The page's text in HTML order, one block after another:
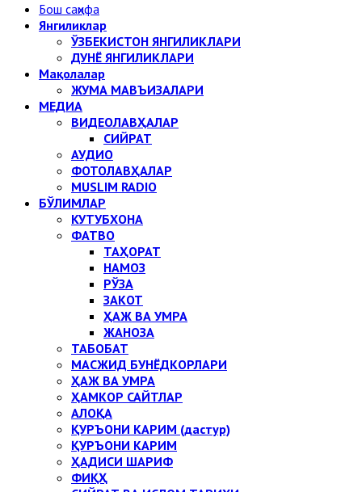
Бош саҳифа
Янгиликлар
ЎЗБЕКИСТОН ЯНГИЛИКЛАРИ
ДУНЁ ЯНГИЛИКЛАРИ
Мақолалар
ЖУМА МАВЪИЗАЛАРИ
МЕДИА
ВИДЕОЛАВҲАЛАР
СИЙРАТ
АУДИО
ФОТОЛАВҲАЛАР
MUSLIM RADIO
БЎЛИМЛАР
КУТУБХОНА
ФАТВО
ТАҲОРАТ
НАМОЗ
РЎЗА
ЗАКОТ
ҲАЖ ВА УМРА
ЖАНОЗА
ТАБОБАТ
МАСЖИД БУНЁДКОРЛАРИ
ҲАЖ ВА УМРА
ҲАМКОР САЙТЛАР
АЛОҚА
ҚУРЪОНИ КАРИМ (дастур)
ҚУРЪОНИ КАРИМ
ҲАДИСИ ШАРИФ
ФИҚҲ